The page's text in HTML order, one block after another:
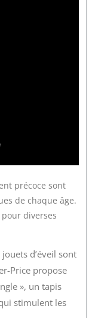
précoce sont
de chaque âge.
diverses
d’éveil sont
Price propose
», un tapis
stimulent les